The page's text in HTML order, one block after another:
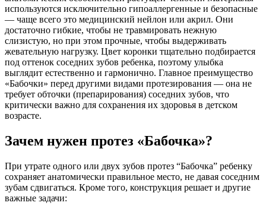
используются исключительно гипоаллергенные и безопасные
— чаще всего это медицинский нейлон или акрил. Они
достаточно гибкие, чтобы не травмировать нежную
слизистую, но при этом прочные, чтобы выдерживать
жевательную нагрузку. Цвет коронки тщательно подбирается
под оттенок соседних зубов ребенка, поэтому улыбка
выглядит естественно и гармонично. Главное преимущество
«Бабочки» перед другими видами протезирования — она не
требует обточки (препарирования) соседних зубов, что
критически важно для сохранения их здоровья в детском
возрасте.
Зачем нужен протез «Бабочка»?
При утрате одного или двух зубов протез “Бабочка” ребенку
сохраняет анатомически правильное место, не давая соседним
зубам сдвигаться. Кроме того, конструкция решает и другие
важные задачи: